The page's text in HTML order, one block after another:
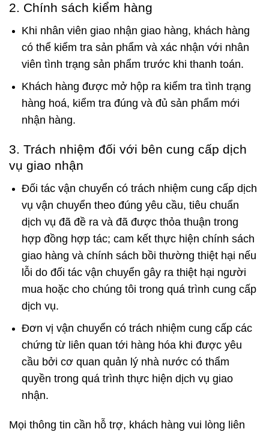
2. Chính sách kiểm hàng
Khi nhân viên giao nhận giao hàng, khách hàng
có thể kiểm tra sản phẩm và xác nhận với nhân
viên tình trạng sản phẩm trước khi thanh toán.
Khách hàng được mở hộp ra kiểm tra tình trạng
hàng hoá, kiểm tra đúng và đủ sản phẩm mới
nhận hàng.
3. Trách nhiệm đối với bên cung cấp dịch
vụ giao nhận
Đối tác vận chuyển có trách nhiệm cung cấp dịch
vụ vận chuyển theo đúng yêu cầu, tiêu chuẩn
dịch vụ đã đề ra và đã được thỏa thuận trong
hợp đồng hợp tác; cam kết thực hiện chính sách
giao hàng và chính sách bồi thường thiệt hại nếu
lỗi do đối tác vận chuyển gây ra thiệt hại người
mua hoặc cho chúng tôi trong quá trình cung cấp
dịch vụ.
Đơn vị vận chuyển có trách nhiệm cung cấp các
chứng từ liên quan tới hàng hóa khi được yêu
cầu bởi cơ quan quản lý nhà nước có thẩm
quyền trong quá trình thực hiện dịch vụ giao
nhận.
Mọi thông tin cần hỗ trợ, khách hàng vui lòng liên